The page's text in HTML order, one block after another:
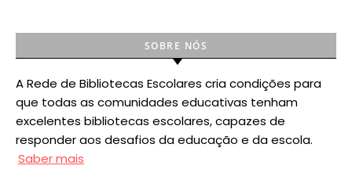
SOBRE NÓS
A Rede de Bibliotecas Escolares cria condições para
que todas as comunidades educativas tenham
excelentes bibliotecas escolares, capazes de
responder aos desafios da educação e da escola.
Saber mais